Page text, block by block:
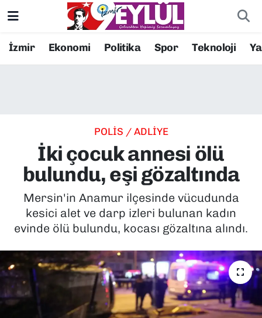
İzmir Ekonomi Politika Spor Teknoloji
POLİS / ADLİYE
İki çocuk annesi ölü
bulundu, eşi gözaltında
Mersin'in Anamur ilçesinde vücudunda
kesici alet ve darp izleri bulunan kadın
evinde ölü bulundu, kocası gözaltına alındı.
Resmi İlanlar
EKONOMİ
KÜLTÜR SANAT
MAGAZİN
POLİTİKA
SAĞLIK
Konak Nöbetçi Eczaneler
Süper Lig Puan Durumu ve Fikstür
Tüm Manşetler
Son Dakika Haberleri
Haber Arşivi